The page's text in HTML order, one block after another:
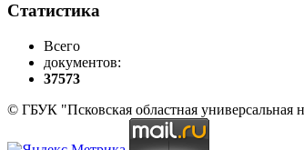
Статистика
Всего
документов:
37573
© ГБУК "Псковская областная универсальная